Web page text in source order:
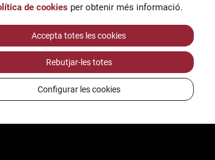
de cookies per obtenir més informació.
Accepta totes les cookies
Rebutjar-les totes
Configurar les cookies